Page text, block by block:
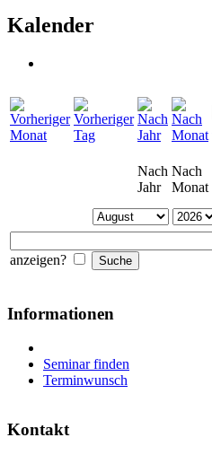
Kalender
Nach
Jahr
Nach
Monat
anzeigen?
Informationen
Seminar finden
Terminwunsch
Kontakt